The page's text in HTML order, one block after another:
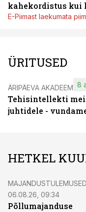
kahekordistus kui
E-Piimast laekumata
ÜRITUSED
ÄRIPÄEVA AKADEEMIA
Tehisintellekti
juhtidele -
8
HETKEL
MAJANDUSTULEMUSED
06.08.26, 09:34
Põllumajanduse